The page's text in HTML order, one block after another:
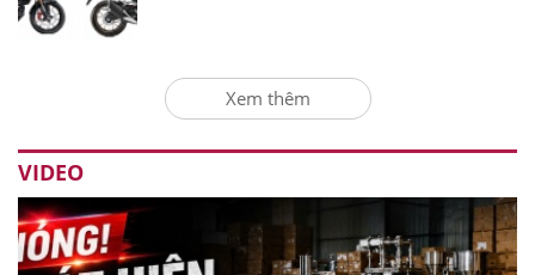
Xem thêm
VIDEO